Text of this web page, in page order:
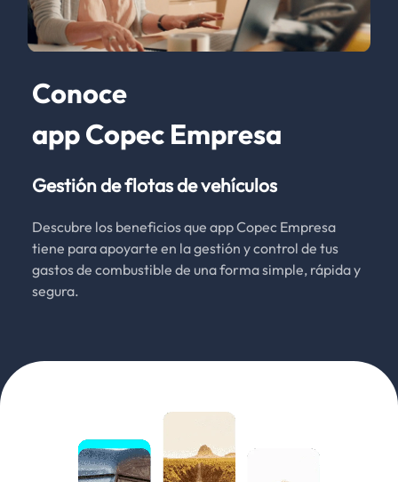
Conoce
app Copec Empresa
Gestión de flotas de vehículos
Descubre los beneficios que app Copec Empresa
tiene para apoyarte en la gestión y control de tus
gastos de combustible de una forma simple, rápida y
segura.